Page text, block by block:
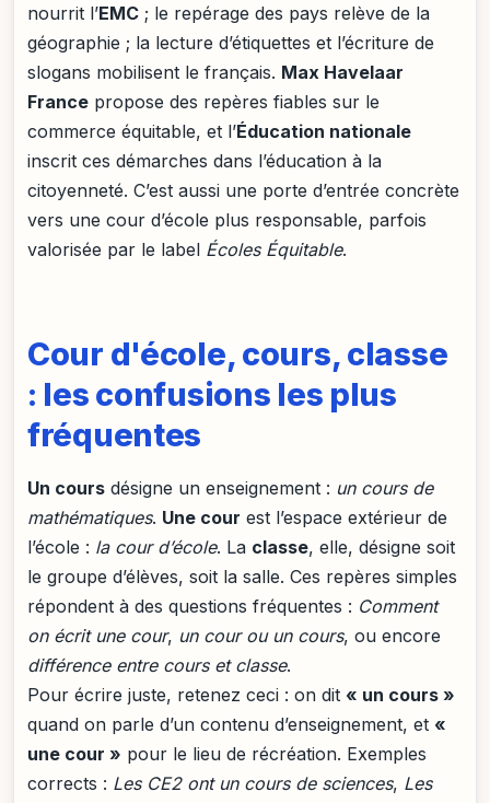
nourrit l’EMC ; le repérage des pays relève de la
géographie ; la lecture d’étiquettes et l’écriture de
slogans mobilisent le français. Max Havelaar
France propose des repères fiables sur le
commerce équitable, et l’Éducation nationale
inscrit ces démarches dans l’éducation à la
citoyenneté. C’est aussi une porte d’entrée concrète
vers une cour d’école plus responsable, parfois
valorisée par le label Écoles Équitable.
Cour d'école, cours, classe
: les confusions les plus
fréquentes
Un cours désigne un enseignement : un cours de
mathématiques. Une cour est l’espace extérieur de
l’école : la cour d’école. La classe, elle, désigne soit
le groupe d’élèves, soit la salle. Ces repères simples
répondent à des questions fréquentes : Comment
on écrit une cour, un cour ou un cours, ou encore
différence entre cours et classe.
Pour écrire juste, retenez ceci : on dit « un cours »
quand on parle d’un contenu d’enseignement, et «
une cour » pour le lieu de récréation. Exemples
corrects : Les CE2 ont un cours de sciences, Les